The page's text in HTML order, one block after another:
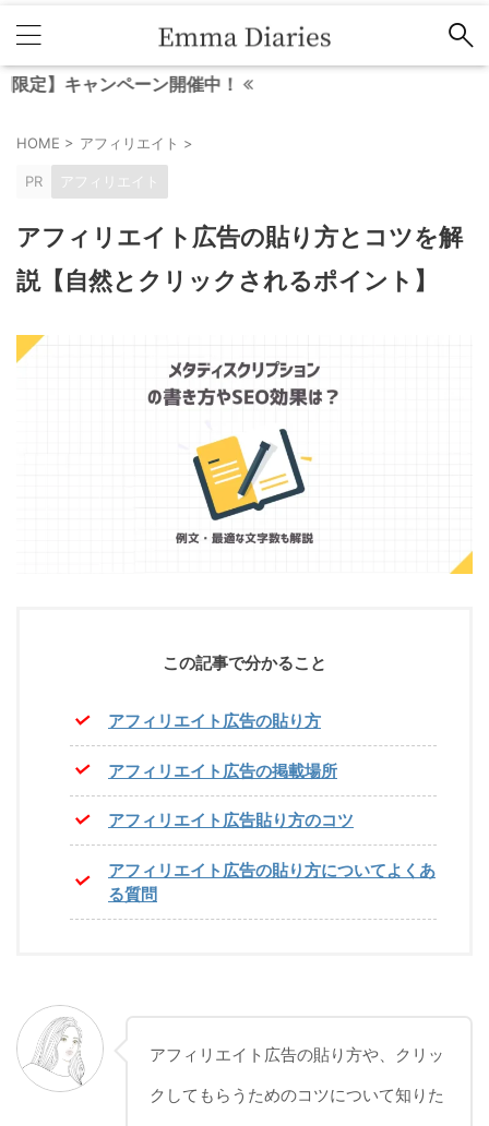
ンペーン開催中！
HOME > アフィリエイト >
PR アフィリエイト
アフィリエイト広告の貼り方とコツを解
説【自然とクリックされるポイント】
この記事で分かること
アフィリエイト広告の貼り方
アフィリエイト広告の掲載場所
アフィリエイト広告貼り方のコツ
アフィリエイト広告の貼り方についてよくあ
る質問
アフィリエイト広告の貼り方や、クリッ
クしてもらうためのコツについて知りた